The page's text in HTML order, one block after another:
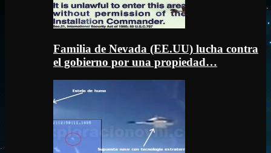
Familia de Nevada (EE.UU) lucha contra
el gobierno por una propiedad…